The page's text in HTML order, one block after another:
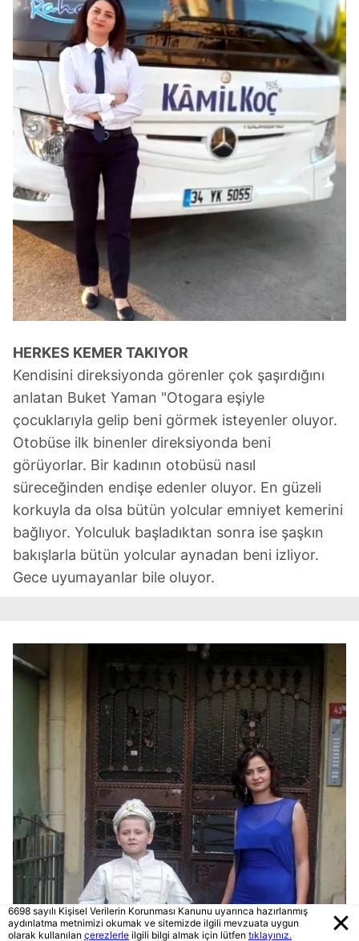
HERKES KEMER TAKIYOR
Kendisini direksiyonda görenler çok şaşırdığını
anlatan Buket Yaman "Otogara eşiyle
çocuklarıyla gelip beni görmek isteyenler oluyor.
Otobüse ilk binenler direksiyonda beni
görüyorlar. Bir kadının otobüsü nasıl
süreceğinden endişe edenler oluyor. En güzeli
korkuyla da olsa bütün yolcular emniyet kemerini
bağlıyor. Yolculuk başladıktan sonra ise şaşkın
bakışlarla bütün yolcular aynadan beni izliyor.
Gece uyumayanlar bile oluyor.
6698 sayılı Kişisel Verilerin Korunması Kanunu uyarınca hazırlanmış
aydınlatma metnimizi okumak ve sitemizde ilgili mevzuata uygun
olarak kullanılan çerezlerle ilgili bilgi almak için lütfen tıklayınız.